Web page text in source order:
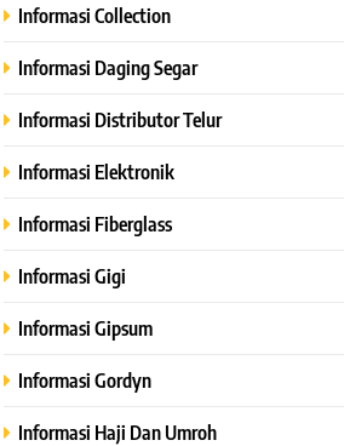
Informasi Collection
Informasi Daging Segar
Informasi Distributor Telur
Informasi Elektronik
Informasi Fiberglass
Informasi Gigi
Informasi Gipsum
Informasi Gordyn
Informasi Haji Dan Umroh